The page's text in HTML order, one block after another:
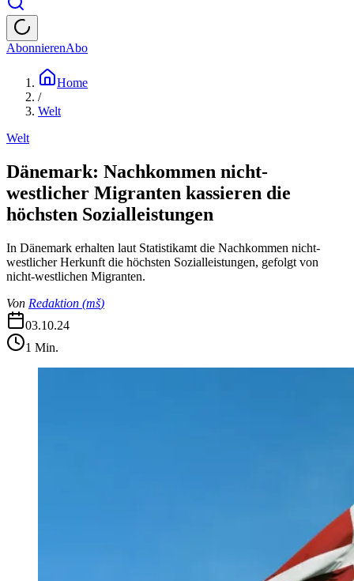
AbonnierenAbo
Home
/
Welt
Welt
Dänemark: Nachkommen nicht-
westlicher Migranten kassieren die
höchsten Sozialleistungen
In Dänemark erhalten laut Statistikamt die Nachkommen nicht-
westlicher Herkunft die höchsten Sozialleistungen, gefolgt von
nicht-westlichen Migranten.
Von Redaktion (mš)
03.10.24
1 Min.